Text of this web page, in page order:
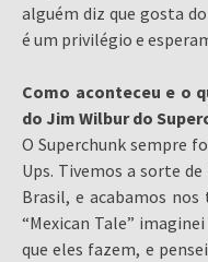
alguém diz que gosta
é um privilégio e
Como aconteceu e o
do Jim Wilbur do
O Superchunk sempre
Ups. Tivemos a sorte
Brasil, e acabamos
“Mexican Tale”
que eles fazem, e